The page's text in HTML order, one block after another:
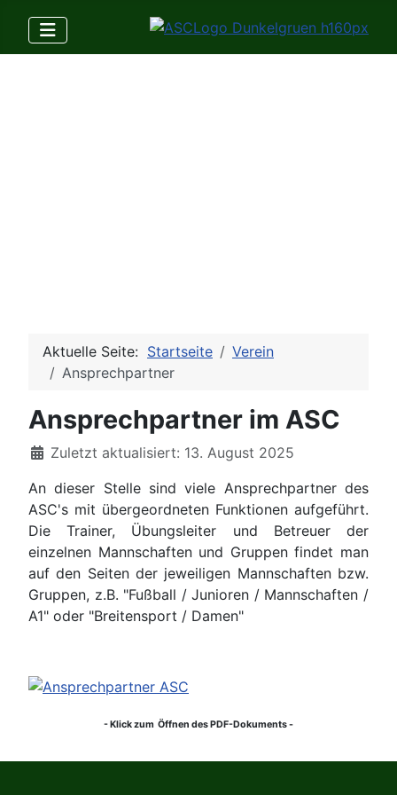
Aktuelle Seite: Startseite
Verein
Ansprechpartner
Ansprechpartner im ASC
DetailsZuletzt aktualisiert: 13. August 2025
An dieser Stelle sind viele Ansprechpartner des
ASC's mit übergeordneten Funktionen aufgeführt.
Die Trainer, Übungsleiter und Betreuer der
einzelnen Mannschaften und Gruppen findet man
auf den Seiten der jeweiligen Mannschaften bzw.
Gruppen, z.B. "Fußball / Junioren / Mannschaften /
A1" oder "Breitensport / Damen"
- Klick zum Öffnen des PDF-Dokuments -